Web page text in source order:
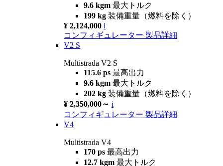
9.6 kgm 最大トルク
199 kg 装備重量（燃料を除く）
¥ 2,124,000 i
コンフィギュレーター 製品詳細
V2 S
Multistrada V2 S
115.6 ps 最高出力
9.6 kgm 最大トルク
202 kg 装備重量（燃料を除く）
¥ 2,350,000～ i
コンフィギュレーター 製品詳細
V4
Multistrada V4
170 ps 最高出力
12.7 kgm 最大トルク